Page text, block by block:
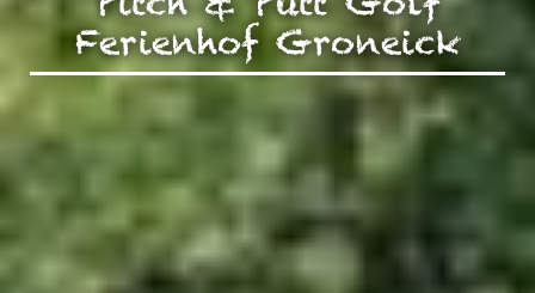
Ferienhof Groneick